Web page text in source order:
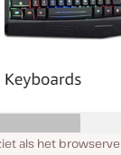
als het